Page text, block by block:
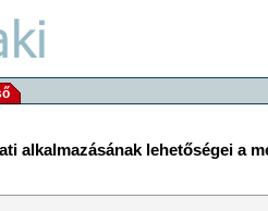
alkalmazásának lehetőségei a